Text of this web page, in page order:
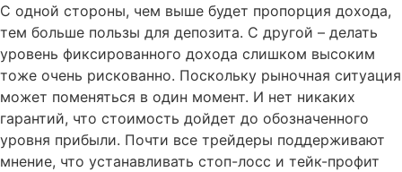
С одной стороны, чем выше будет пропорция дохода,
тем больше пользы для депозита. С другой – делать
уровень фиксированного дохода слишком высоким
тоже очень рискованно. Поскольку рыночная ситуация
может поменяться в один момент. И нет никаких
гарантий, что стоимость дойдет до обозначенного
уровня прибыли. Почти все трейдеры поддерживают
мнение, что устанавливать стоп-лосс и тейк-профит